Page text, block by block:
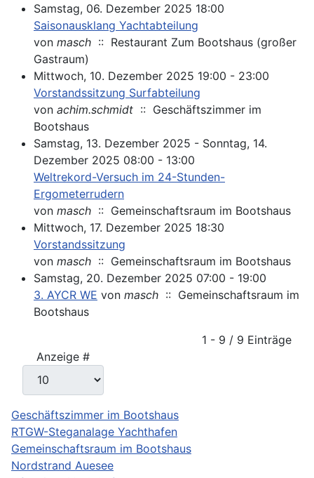
Samstag, 06. Dezember 2025 18:00
Saisonausklang Yachtabteilung
von masch :: Restaurant Zum Bootshaus (großer
Gastraum)
Mittwoch, 10. Dezember 2025 19:00 - 23:00
Vorstandssitzung Surfabteilung
von achim.schmidt :: Geschäftszimmer im
Bootshaus
Samstag, 13. Dezember 2025 - Sonntag, 14.
Dezember 2025 08:00 - 13:00
Weltrekord-Versuch im 24-Stunden-
Ergometerrudern
von masch :: Gemeinschaftsraum im Bootshaus
Mittwoch, 17. Dezember 2025 18:30
Vorstandssitzung
von masch :: Gemeinschaftsraum im Bootshaus
Samstag, 20. Dezember 2025 07:00 - 19:00
3. AYCR WE von masch :: Gemeinschaftsraum im
Bootshaus
1 - 9 / 9 Einträge
Anzeige #
Geschäftszimmer im Bootshaus
RTGW-Steganalage Yachthafen
Gemeinschaftsraum im Bootshaus
Nordstrand Auesee